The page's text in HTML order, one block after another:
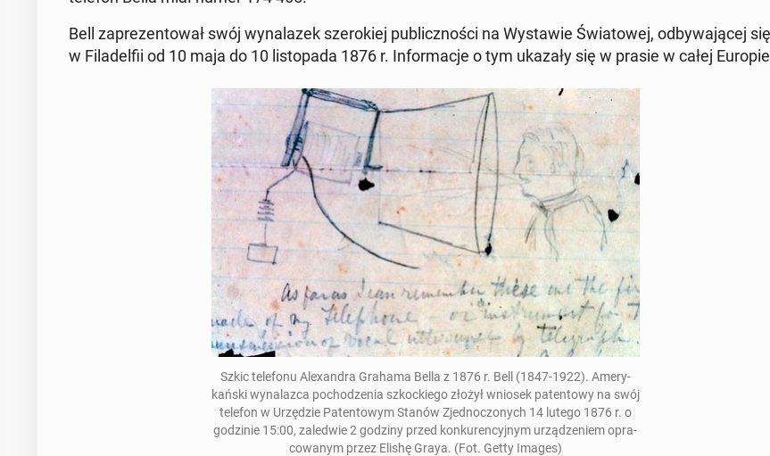
Bell za­pre­zen­to­wał swój wy­na­la­zek sze­ro­kiej pu­blicz­no­ści na Wy­sta­wie Świa­to­wej, od­by­wa­ją­cej się
w Fi­la­del­fii od 10 maja do 10 li­sto­pa­da 1876 r. In­for­ma­cje o tym ukazały się w prasie w całej
Szkic te­le­fo­nu Ale­xan­dra Grahama Bella z 1876 r. Bell (1847-1922). Ame­ry­
kań­ski wy­na­laz­ca po­cho­dze­nia szkoc­kie­go złożył wniosek pa­ten­to­wy na swój
telefon w Urzę­dzie Pa­ten­to­wym Stanów Zjed­no­czo­nych 14 lutego 1876 r. o
go­dzi­nie 15:00, za­le­d­wie 2 godziny przed kon­ku­ren­cyj­nym urzą­dze­niem opra­
co­wa­nym przez Elishę Graya. (Fot. Getty Images)